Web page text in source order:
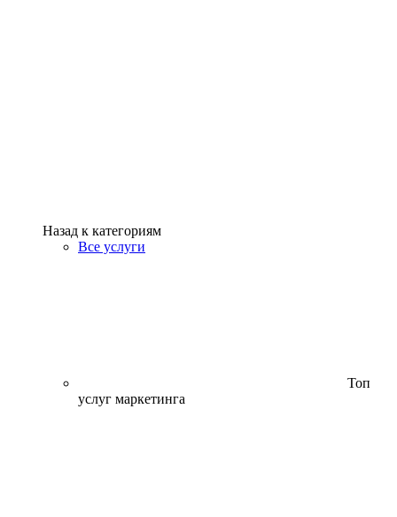
Назад к категориям
Все услуги
Топ
услуг маркетинга